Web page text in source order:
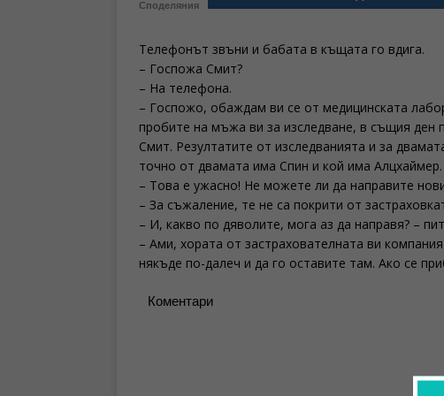
Споделяния
Телефонът звъни и бабата в къщата го вдига.
– Госпожа Смит?
– На телефона.
– Госпожо, обаждам ви се от медицинската
пробите на мъжа ви за изследване, в същия ден
Смит. Резултатите от изследванията и за
точно от двамата има Спин и кой има Алцхаймер.
– Това е ужасно! Не можете ли да направите
– За съжаление, те не са покрити от
– И, какво по дяволите, мога аз да направя? –
– Ами, хората от застрахователната ви
някъде по-далеч и да го оставите там. Ако се
Коментари